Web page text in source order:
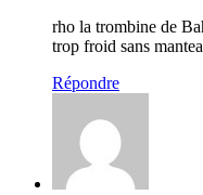
rho la trombine de
trop froid sans
Répondre